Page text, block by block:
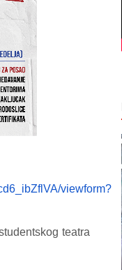
viewform?
teatra